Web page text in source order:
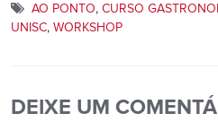
AO PONTO, CURSO
UNISC, WORKSHOP
DEIXE UM